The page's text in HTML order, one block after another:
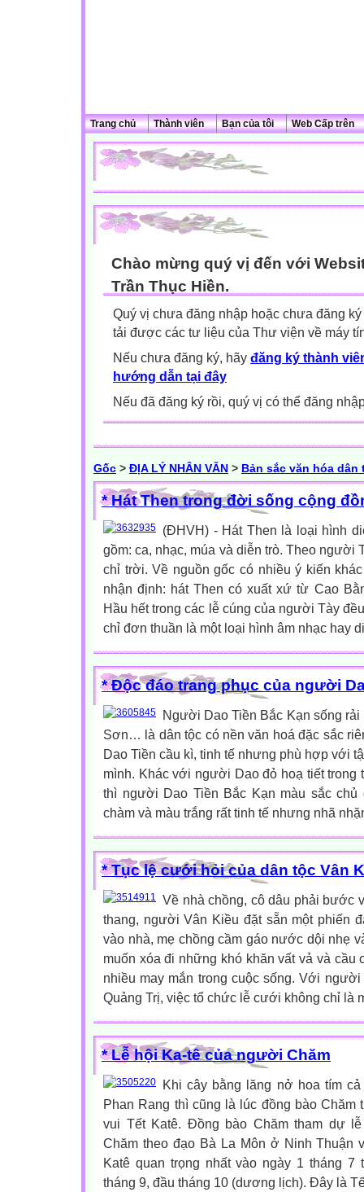
Trang chủ Thành viên Bạn của tôi Web Cấp trên
Chào mừng quý vị đến với
Trần Thục Hiền.
Quý vị chưa đăng nhập hoặc chưa đăng
tải được các tư liệu của Thư viện về máy
Nếu chưa đăng ký, hãy đăng ký thành
hướng dẫn tại đây
Nếu đã đăng ký rồi, quý vị có thể đăng
Gốc > ĐỊA LÝ NHÂN VĂN > Bản sắc văn hóa dân
* Hát Then trong đời sống cộng
(ĐHVH) - Hát Then là loại hình
gồm: ca, nhạc, múa và diễn trò. Theo người
chỉ trời. Về nguồn gốc có nhiều ý kiến
nhận định: hát Then có xuất xứ từ Cao
Hầu hết trong các lễ cúng của người Tày
chỉ đơn thuần là một loại hình âm nhạc hay
* Độc đáo trang phục của người
Người Dao Tiền Bắc Kạn sống
Sơn… là dân tộc có nền văn hoá đặc sắc
Dao Tiền cầu kì, tinh tế nhưng phù hợp với
mình. Khác với người Dao đỏ hoạ tiết trong
thì người Dao Tiền Bắc Kạn màu sắc chủ
chàm và màu trắng rất tinh tế nhưng nhã
* Tục lệ cưới hỏi của dân tộc Vân
Về nhà chồng, cô dâu phải bước
thang, người Vân Kiều đặt sẵn một phiến
vào nhà, mẹ chồng cầm gáo nước dội nhẹ
muốn xóa đi những khó khăn vất vả và cầu
nhiều may mắn trong cuộc sống. Với
Quảng Trị, việc tổ chức lễ cưới không chỉ là
* Lễ hội Ka-tê của người Chăm
Khi cây bằng lăng nở hoa tím
Phan Rang thì cũng là lúc đồng bào Chăm
vui Tết Katê. Đồng bào Chăm tham dự
Chăm theo đạo Bà La Môn ở Ninh Thuận
Katê quan trọng nhất vào ngày 1 tháng 7
tháng 9, đầu tháng 10 (dương lịch). Đây là